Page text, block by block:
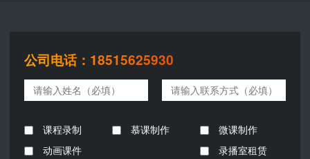
公司电话：18515625930
课程录制 慕课制作
微课制作
动画课件
录播室租赁